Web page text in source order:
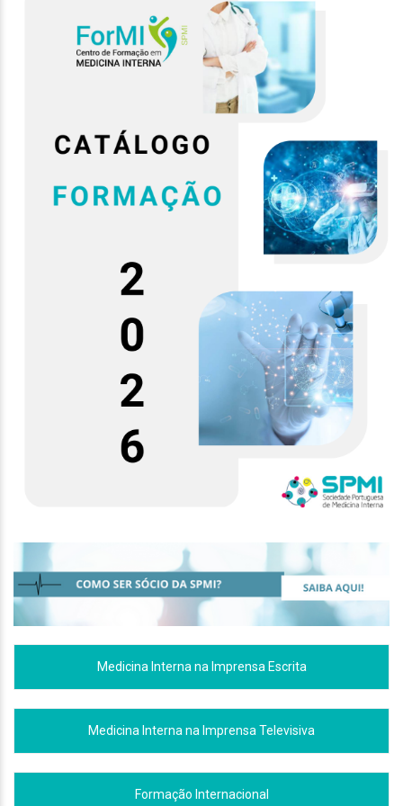
Medicina Interna na Imprensa Escrita
Medicina Interna na Imprensa Televisiva
Formação Internacional